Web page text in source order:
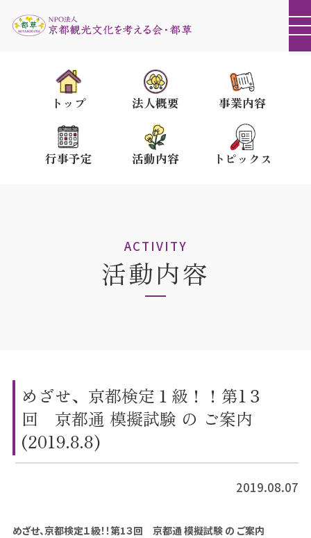
トップ 法人概要 事業内容
行事予定 活動内容 トピックス
ACTIVITY
活動内容
めざせ、京都検定１級！！第1３
回 京都通 模擬試験 の ご案内
(2019.8.8)
2019.08.07
めざせ、京都検定１級！！第1３回 京都通 模擬試験 の ご案内